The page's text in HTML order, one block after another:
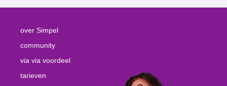
over Simpel
community
via via voordeel
tarieven